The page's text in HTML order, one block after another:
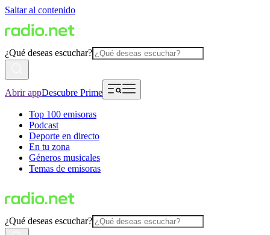
Saltar al contenido
¿Qué deseas escuchar?
Abrir appDescubre Prime
Top 100 emisoras
Podcast
Deporte en directo
En tu zona
Géneros musicales
Temas de emisoras
¿Qué deseas escuchar?